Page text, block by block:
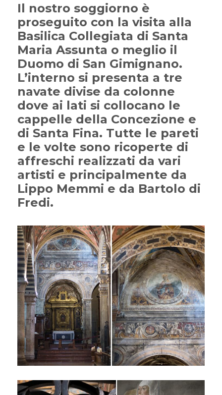
Il nostro soggiorno è
proseguito con la visita alla
Basilica Collegiata di Santa
Maria Assunta o meglio il
Duomo di San Gimignano.
L’interno si presenta a tre
navate divise da colonne
dove ai lati si collocano le
cappelle della Concezione e
di Santa Fina. Tutte le pareti
e le volte sono ricoperte di
affreschi realizzati da vari
artisti e principalmente da
Lippo Memmi e da Bartolo di
Fredi.